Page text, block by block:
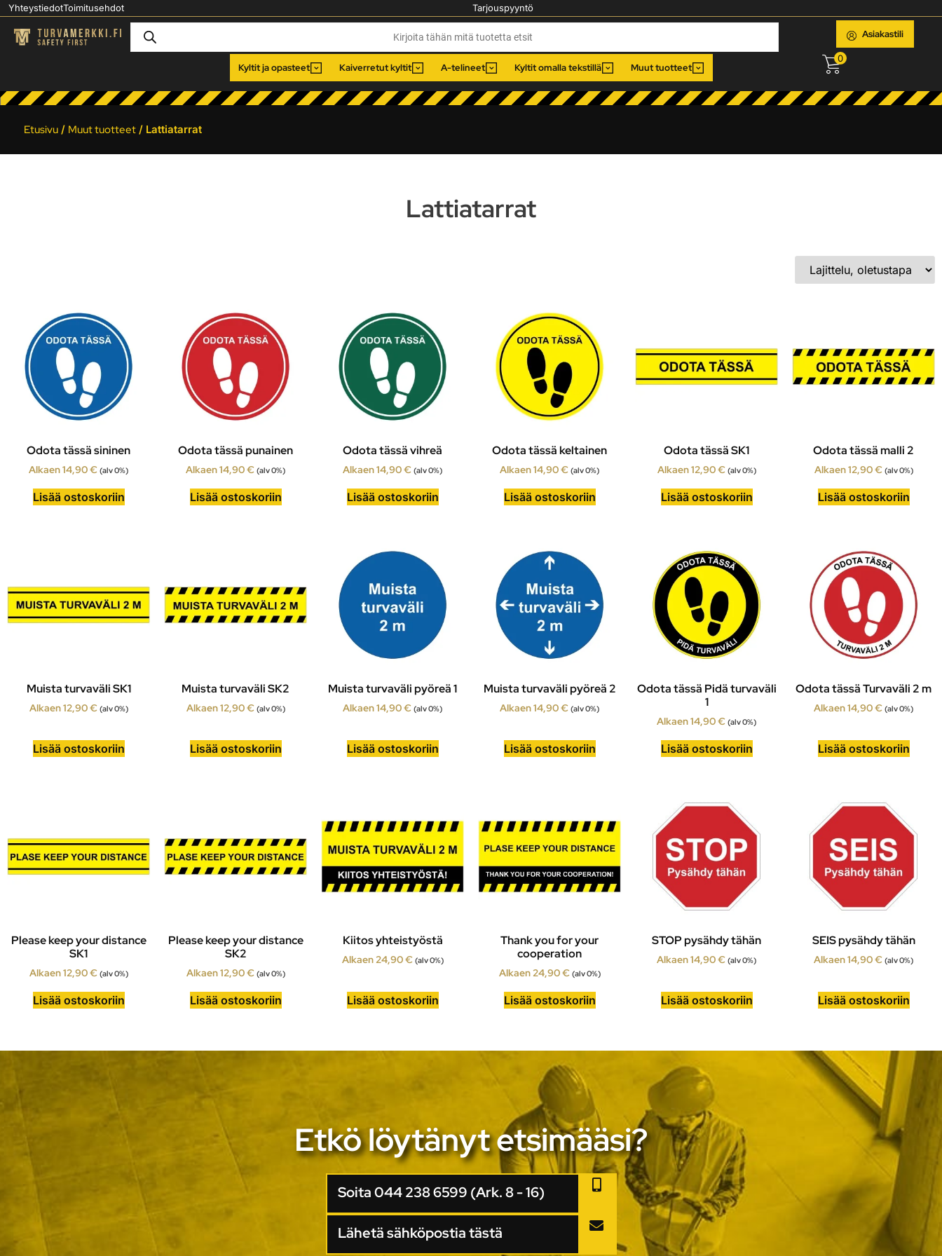
YhteystiedotToimitusehdot Tarjouspyyntö
Kyltit ja opasteet Kaiverretut kyltit A-telineet Kyltit omalla tekstillä Muut tuotteet
Asiakastili
0
Etusivu/ Muut tuotteet/ Lattiatarrat
Lattiatarrat
Odota tässä sininen
Alkaen14,90€ (alv 0%)
Lisää ostoskoriin
Odota tässä punainen
Alkaen14,90€ (alv 0%)
Lisää ostoskoriin
Odota tässä vihreä
Alkaen14,90€ (alv 0%)
Lisää ostoskoriin
Odota tässä keltainen
Alkaen14,90€ (alv 0%)
Lisää ostoskoriin
Odota tässä SK1
Alkaen12,90€ (alv 0%)
Lisää ostoskoriin
Odota tässä malli 2
Alkaen12,90€ (alv 0%)
Lisää ostoskoriin
Muista turvaväli SK1
Alkaen12,90€ (alv 0%)
Lisää ostoskoriin
Muista turvaväli SK2
Alkaen12,90€ (alv 0%)
Lisää ostoskoriin
Muista turvaväli pyöreä 1
Alkaen14,90€ (alv 0%)
Lisää ostoskoriin
Muista turvaväli pyöreä 2
Alkaen14,90€ (alv 0%)
Lisää ostoskoriin
Odota tässä Pidä turvaväli
1
Alkaen14,90€ (alv 0%)
Lisää ostoskoriin
Odota tässä Turvaväli 2 m
Alkaen14,90€ (alv 0%)
Lisää ostoskoriin
Please keep your distance
SK1
Alkaen12,90€ (alv 0%)
Lisää ostoskoriin
Please keep your distance
SK2
Alkaen12,90€ (alv 0%)
Lisää ostoskoriin
Kiitos yhteistyöstä
Alkaen24,90€ (alv 0%)
Lisää ostoskoriin
Thank you for your
cooperation
Alkaen24,90€ (alv 0%)
Lisää ostoskoriin
STOP pysähdy tähän
Alkaen14,90€ (alv 0%)
Lisää ostoskoriin
SEIS pysähdy tähän
Alkaen14,90€ (alv 0%)
Lisää ostoskoriin
Etkö löytänyt etsimääsi?
Soita 044 238 6599 (Ark. 8 - 16)
Lähetä sähköpostia tästä